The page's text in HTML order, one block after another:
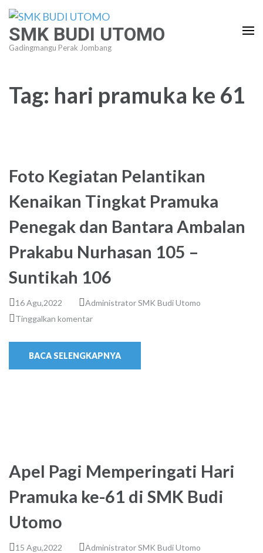
Lompat
konten
(Tekan
SMK BUDI UTOMO
Gadingmangu Perak Jombang
Tag: hari pramuka ke 61
Foto Kegiatan Pelantikan
Kenaikan Tingkat Pramuka
Penegak dan Bantara Ambalan
Prakabu Nurhasan 105 –
Suntikah 106
16 Agu,2022
Administrator SMK Budi Utomo
Tinggalkan komentar
BACA SELENGKAPNYA
Apel Pagi Memperingati Hari
Pramuka ke-61 di SMK Budi
Utomo
15 Agu,2022 Administrator SMK Budi Utomo